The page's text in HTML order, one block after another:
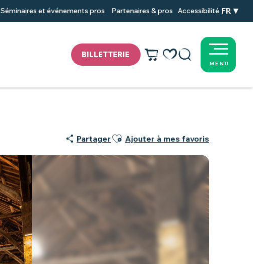
BILLETTERIE
Voir les favoris
Recherche
Séminaires et événements pros Partenaires & pros Accessibilité FR
MENU
Partager Ajouter aux favoris
Ajouter à mes favoris